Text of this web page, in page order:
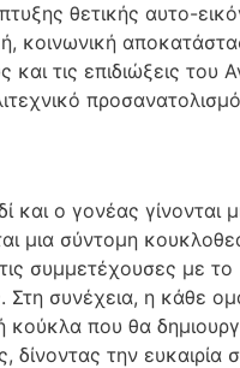
θετικής αυτο-
κοινωνική
τις επιδιώξεις του
ο γονέας γίνονται
μια σύντομη
συμμετέχουσες με το
Στη συνέχεια, η κάθε
κούκλα που θα
την ευκαιρία